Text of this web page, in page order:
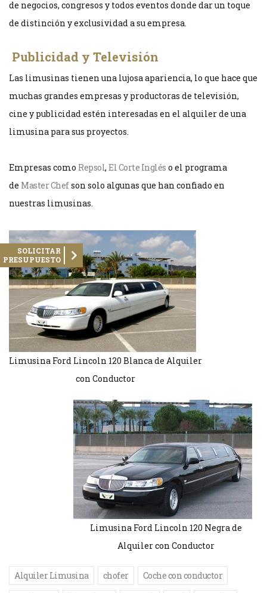
SOLICITAR
PRESUPUESTO
de negocios, congresos y todos eventos donde dar un toque
de distinción y exclusividad a su empresa.
Publicidad y Televisión
Las limusinas tienen una lujosa apariencia, lo que hace que
muchas grandes empresas y productoras de televisión,
cine y publicidad estén interesadas en el alquiler de una
limusina para sus proyectos.
Empresas como Repsol, El Corte Inglés o el programa
de Master Chefson solo algunas que han confiado en
nuestras limusinas.
Limusina Ford Lincoln 120 Blanca de Alquiler
con Conductor
Limusina Ford Lincoln 120 Negra de
Alquiler con Conductor
Alquiler Limusina chofer Coche con conductor